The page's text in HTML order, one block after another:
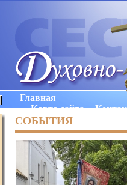
Главная
Карта сайта
СОБЫТИЯ